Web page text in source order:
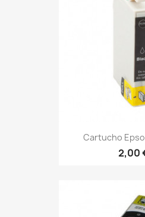
Cartucho
2,00